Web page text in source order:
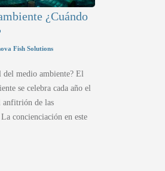
¿Cuándo
Fish Solutions
del medio ambiente? El
se celebra cada año el
anfitrión de las
concienciación en este